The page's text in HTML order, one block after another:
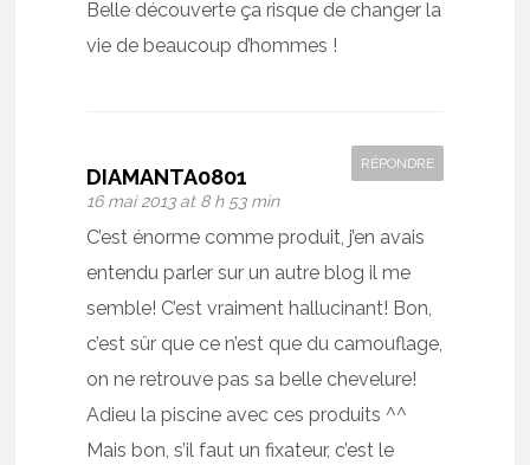
Belle découverte ça risque de changer la
vie de beaucoup d’hommes !
DIAMANTA0801
16 mai 2013 at 8 h 53 min
RÉPONDRE
C’est énorme comme produit, j’en avais
entendu parler sur un autre blog il me
semble! C’est vraiment hallucinant! Bon,
c’est sûr que ce n’est que du camouflage,
on ne retrouve pas sa belle chevelure!
Adieu la piscine avec ces produits ^^
Mais bon, s’il faut un fixateur, c’est le